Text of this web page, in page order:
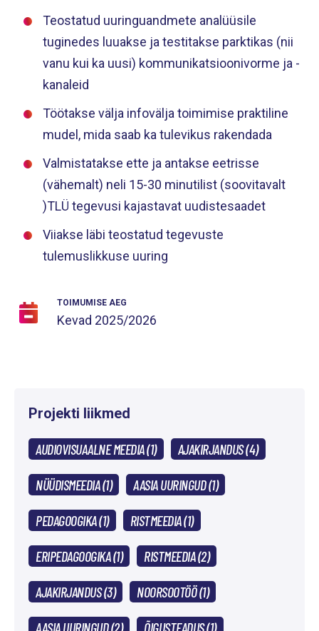
Teostatud uuringuandmete analüüsile
tuginedes luuakse ja testitakse parktikas (nii
vanu kui ka uusi) kommunikatsioonivorme ja -
kanaleid
Töötakse välja infovälja toimimise praktiline
mudel, mida saab ka tulevikus rakendada
Valmistatakse ette ja antakse eetrisse
(vähemalt) neli 15-30 minutilist (soovitavalt
)TLÜ tegevusi kajastavat uudistesaadet
Viiakse läbi teostatud tegevuste
tulemuslikkuse uuring
TOIMUMISE AEG
Kevad 2025/2026
Projekti liikmed
AUDIOVISUAALNE MEEDIA (1) AJAKIRJANDUS (4)
NÜÜDISMEEDIA (1) AASIA UURINGUD (1)
PEDAGOOGIKA (1) RISTMEEDIA (1)
ERIPEDAGOOGIKA (1) RISTMEEDIA (2)
AJAKIRJANDUS (3) NOORSOOTÖÖ (1)
AASIA UURINGUD (2) ÕIGUSTEADUS (1)